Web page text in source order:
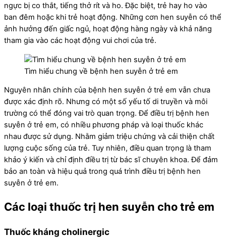
ngực bị co thắt, tiếng thở rít và ho. Đặc biệt, trẻ hay ho vào
ban đêm hoặc khi trẻ hoạt động. Những cơn hen suyễn có thể
ảnh hưởng đến giấc ngủ, hoạt động hàng ngày và khả năng
tham gia vào các hoạt động vui chơi của trẻ.
Tìm hiểu chung về bệnh hen suyễn ở trẻ em
Nguyên nhân chính của bệnh hen suyễn ở trẻ em vẫn chưa
được xác định rõ. Nhưng có một số yếu tố di truyền và môi
trường có thể đóng vai trò quan trọng. Để điều trị bệnh hen
suyễn ở trẻ em, có nhiều phương pháp và loại thuốc khác
nhau được sử dụng. Nhằm giảm triệu chứng và cải thiện chất
lượng cuộc sống của trẻ. Tuy nhiên, điều quan trọng là tham
khảo ý kiến và chỉ định điều trị từ bác sĩ chuyên khoa. Để đảm
bảo an toàn và hiệu quả trong quá trình điều trị bệnh hen
suyễn ở trẻ em.
Các loại thuốc trị hen suyễn cho trẻ em
Thuốc kháng cholinergic